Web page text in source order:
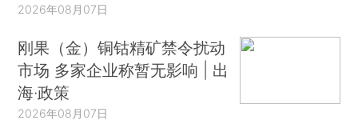
2026年08月07日
刚果（金）铜钴精矿禁令扰动
市场 多家企业称暂无影响 | 出
海·政策
2026年08月07日